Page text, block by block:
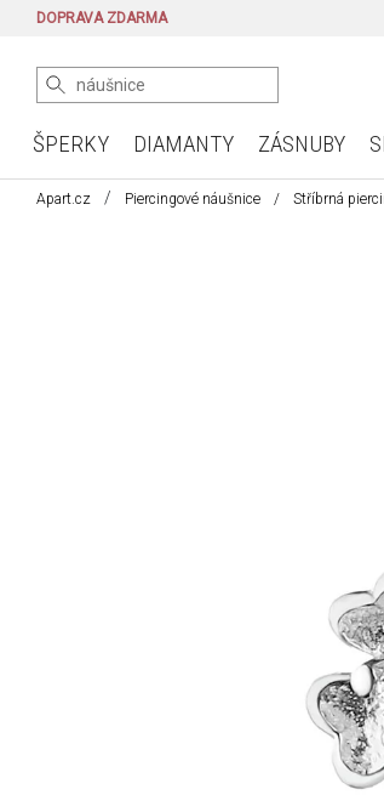
DOPRAVA ZDARMA
ŠPERKY DIAMANTY ZÁSNUBY
Apart.cz Piercingové náušnice Stříbrná